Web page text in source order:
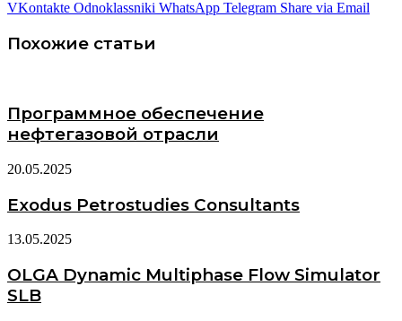
VKontakte Odnoklassniki WhatsApp Telegram Share via Email
Похожие статьи
Программное обеспечение
нефтегазовой отрасли
20.05.2025
Exodus Petrostudies Consultants
13.05.2025
OLGA Dynamic Multiphase Flow Simulator
SLB